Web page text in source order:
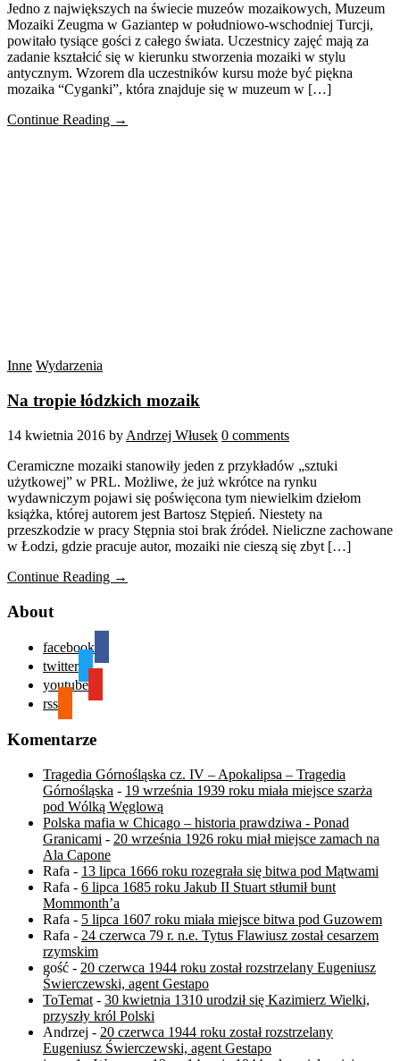
Jedno z największych na świecie muzeów mozaikowych, Muzeum
Mozaiki Zeugma w Gaziantep w południowo-wschodniej Turcji,
powitało tysiące gości z całego świata. Uczestnicy zajęć mają za
zadanie kształcić się w kierunku stworzenia mozaiki w stylu
antycznym. Wzorem dla uczestników kursu może być piękna
mozaika “Cyganki”, która znajduje się w muzeum w […]
Continue Reading →
Inne Wydarzenia
Na tropie łódzkich mozaik
14 kwietnia 2016 by Andrzej Włusek 0 comments
Ceramiczne mozaiki stanowiły jeden z przykładów „sztuki
użytkowej” w PRL. Możliwe, że już wkrótce na rynku
wydawniczym pojawi się poświęcona tym niewielkim dziełom
książka, której autorem jest Bartosz Stępień. Niestety na
przeszkodzie w pracy Stępnia stoi brak źródeł. Nieliczne zachowane
w Łodzi, gdzie pracuje autor, mozaiki nie cieszą się zbyt […]
Continue Reading →
About
facebook
twitter
youtube
rss
Komentarze
Tragedia Górnośląska cz. IV – Apokalipsa – Tragedia
Górnośląska - 19 września 1939 roku miała miejsce szarża
pod Wólką Węglową
Polska mafia w Chicago – historia prawdziwa - Ponad
Granicami - 20 września 1926 roku miał miejsce zamach na
Ala Capone
Rafa - 13 lipca 1666 roku rozegrała się bitwa pod Mątwami
Rafa - 6 lipca 1685 roku Jakub II Stuart stłumił bunt
Mommonth’a
Rafa - 5 lipca 1607 roku miała miejsce bitwa pod Guzowem
Rafa - 24 czerwca 79 r. n.e. Tytus Flawiusz został cesarzem
rzymskim
gość - 20 czerwca 1944 roku został rozstrzelany Eugeniusz
Świerczewski, agent Gestapo
ToTemat - 30 kwietnia 1310 urodził się Kazimierz Wielki,
przyszły król Polski
Andrzej - 20 czerwca 1944 roku został rozstrzelany
Eugeniusz Świerczewski, agent Gestapo